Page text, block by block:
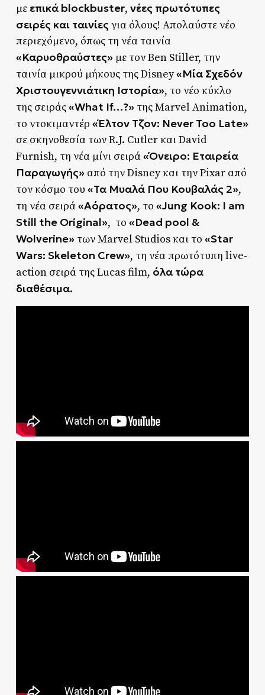
με επικά blockbuster, νέες πρωτότυπες
σειρές και ταινίεςγια όλους! Απολαύστε νέο
περιεχόμενο, όπως τη νέα ταινία
«Καρυοθραύστες» με τον Ben Stiller, την
ταινία μικρού μήκους της Disney«Μία Σχεδόν
Χριστουγεννιάτικη Ιστορία», το νέο κύκλο
της σειράς«What If…?»της Marvel Animation,
το ντοκιμαντέρ «Έλτον Τζον: Never Too Late»
σε σκηνοθεσία των R.J. Cutler και David
Furnish, τη νέα μίνι σειρά «Όνειρο: Εταιρεία
Παραγωγής»από την Disney και την Pixar από
τον κόσμο του «Τα Μυαλά Που Κουβαλάς 2»,
τη νέα σειρά «Αόρατος», το «Jung Kook: I am
Still the Original», το «Dead pool &
Wolverine» των Marvel Studios και το «Star
Wars: Skeleton Crew», τη νέα πρωτότυπη live-
action σειρά της Lucas film, όλα τώρα
διαθέσιμα.